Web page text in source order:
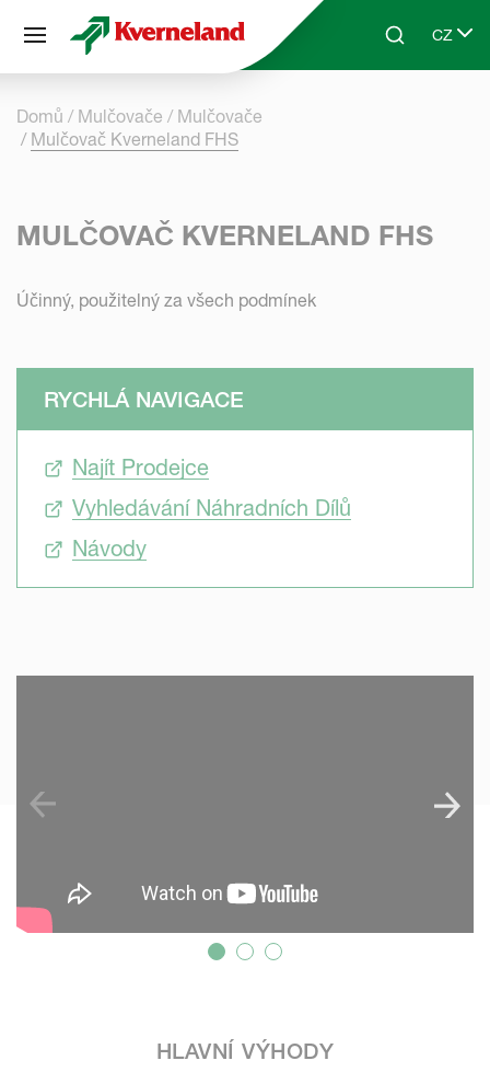
Skip to main contentSearchCZ
Select
Domů Mulčovače
Mulčovače
Mulčovač Kverneland FHS
MULČOVAČ KVERNELAND FHS
Účinný, použitelný za všech podmínek
RYCHLÁ NAVIGACE
Najít Prodejce
Vyhledávání Náhradních Dílů
Návody
HLAVNÍ VÝHODY
Panel pro správu cookies